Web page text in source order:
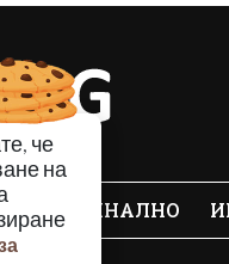
че
на
КРИМИНАЛНО